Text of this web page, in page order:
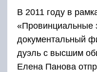
В 2011 году в
«Провинциальные
документальный
дуэль с высшим
Елена Панова